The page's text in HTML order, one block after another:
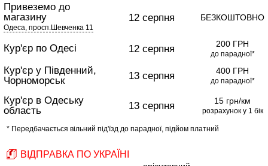
Привеземо до
магазину
Одеса, просп.Шевченка 11
Кур'єр по Одесі
Кур'єр у Південний,
Чорноморськ
Кур'єр в Одеську
область
12 серпня
12 серпня
13 серпня
13 серпня
БЕЗКОШТОВНО
200 ГРН
до парадної*
400 ГРН
до парадної*
15 грн/км
розрахунок у 1 бік
* Передбачається вільний під'їзд до парадної, підйом платний
ВІДПРАВКА ПО УКРАЇНІ